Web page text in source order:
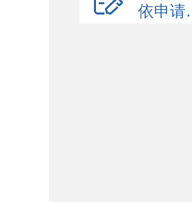
依申请公开